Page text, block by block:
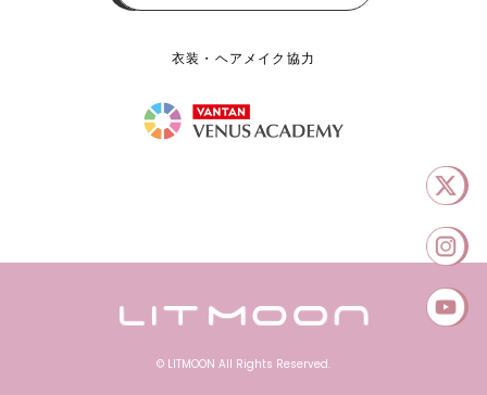
衣装・ヘアメイク協力
© LITMOON All Rights Reserved.